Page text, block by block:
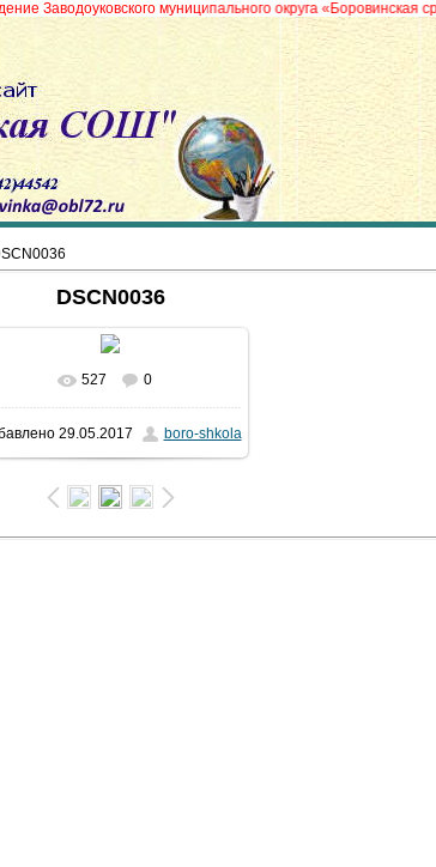
муниципального округа «Боровинская
DSCN0036
В реальном размере
148.6Kb
527 0
29.05.2017 boro-shkola